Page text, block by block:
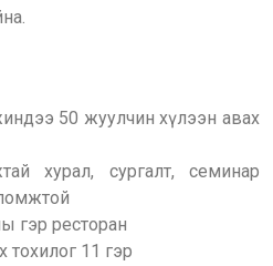
50 жуулчин хүлээн авах
хурал, сургалт, семинар
гэр ресторан
11 гэр